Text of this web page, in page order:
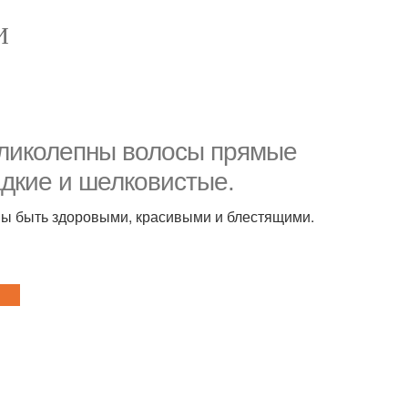
волосы прямые
и шелковистые.
быть здоровыми, красивыми и блестящими.